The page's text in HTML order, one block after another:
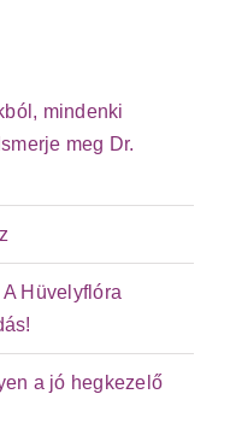
mindenki
meg Dr.
Hüvelyflóra
a jó hegkezelő